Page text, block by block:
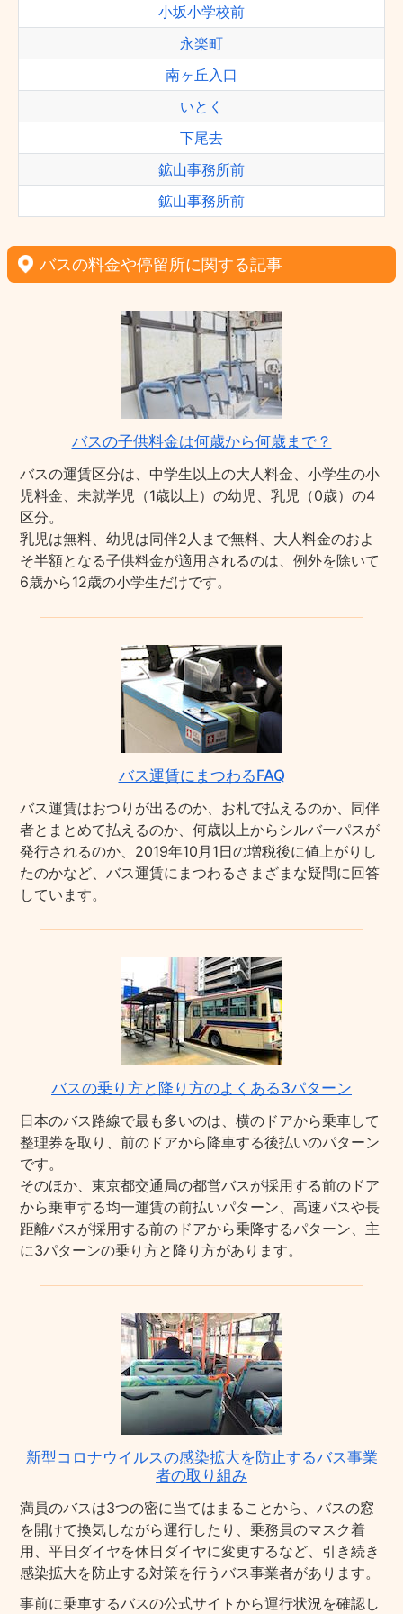
小坂小学校前
永楽町
南ヶ丘入口
いとく
下尾去
鉱山事務所前
鉱山事務所前
バスの料金や停留所に関する記事
バスの子供料金は何歳から何歳まで？
バスの運賃区分は、中学生以上の大人料金、小学生の小
児料金、未就学児（1歳以上）の幼児、乳児（0歳）の4
区分。
乳児は無料、幼児は同伴2人まで無料、大人料金のおよ
そ半額となる子供料金が適用されるのは、例外を除いて
6歳から12歳の小学生だけです。
バス運賃にまつわるFAQ
バス運賃はおつりが出るのか、お札で払えるのか、同伴
者とまとめて払えるのか、何歳以上からシルバーパスが
発行されるのか、2019年10月1日の増税後に値上がりし
たのかなど、バス運賃にまつわるさまざまな疑問に回答
しています。
バスの乗り方と降り方のよくある3パターン
日本のバス路線で最も多いのは、横のドアから乗車して
整理券を取り、前のドアから降車する後払いのパターン
です。
そのほか、東京都交通局の都営バスが採用する前のドア
から乗車する均一運賃の前払いパターン、高速バスや長
距離バスが採用する前のドアから乗降するパターン、主
に3パターンの乗り方と降り方があります。
新型コロナウイルスの感染拡大を防止するバス事業
者の取り組み
満員のバスは3つの密に当てはまることから、バスの窓
を開けて換気しながら運行したり、乗務員のマスク着
用、平日ダイヤを休日ダイヤに変更するなど、引き続き
感染拡大を防止する対策を行うバス事業者があります。
事前に乗車するバスの公式サイトから運行状況を確認し